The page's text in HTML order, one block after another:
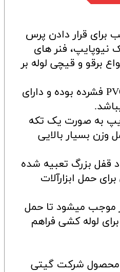
برای قرار دادن پرس
نیوپایپ، فنر های
برقو و قیچی لوله بر
این جعبه ابزار از جنس PVC فشرده بوده و دارای
به صورت یک تکه
وزن بسیار بالایی
قفل بزرگ تعبیه شده
حمل ابزارآلات
موجب میشود تا حمل
برای لوله کشی فراهم
محصول شرکت گیتی